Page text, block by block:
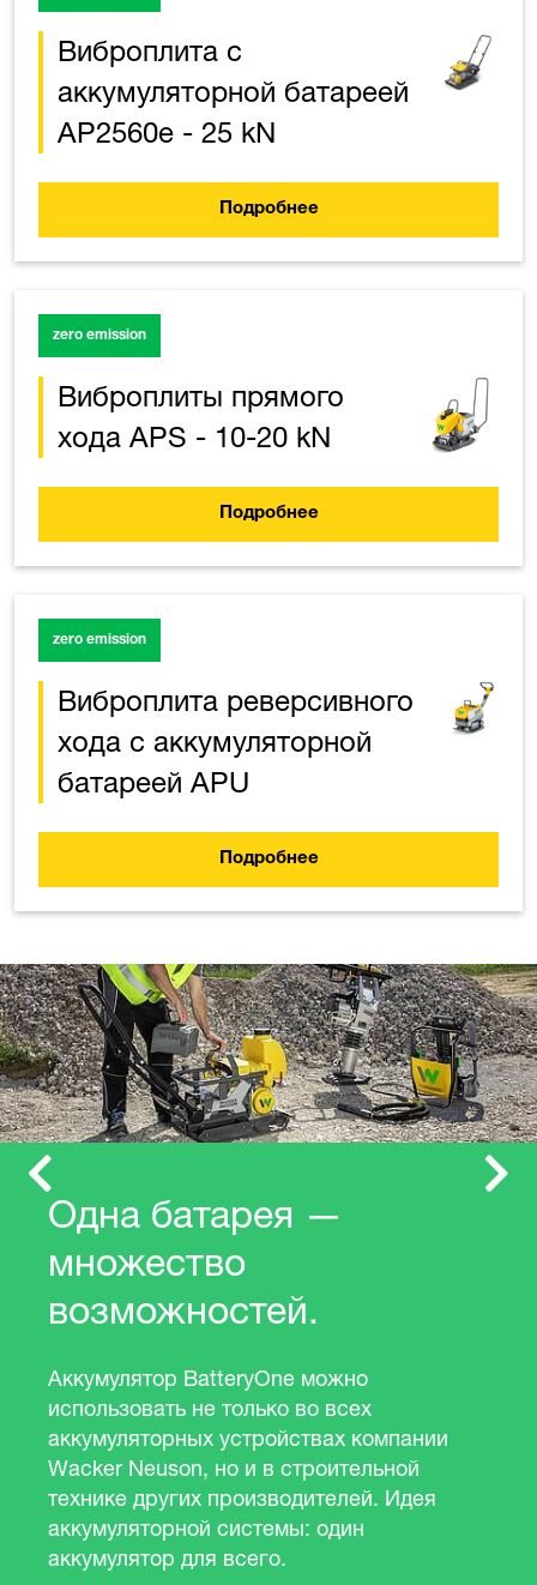
Виброплита с
аккумуляторной батареей
AP2560e - 25 kN
Подробнее
zero emission
Виброплиты прямого
хода APS - 10-20 kN
Подробнее
zero emission
Виброплита реверсивного
хода с аккумуляторной
батареей APU
Подробнее
Одна батарея —
множество
возможностей.
Аккумулятор BatteryOne можно
использовать не только во всех
аккумуляторных устройствах компании
Wacker Neuson, но и в строительной
технике других производителей. Идея
аккумуляторной системы: один
аккумулятор для всего.
Previous Next